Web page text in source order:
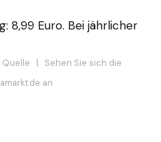
8,99 Euro. Bei jährlicher
| Sehen Sie sich die
an